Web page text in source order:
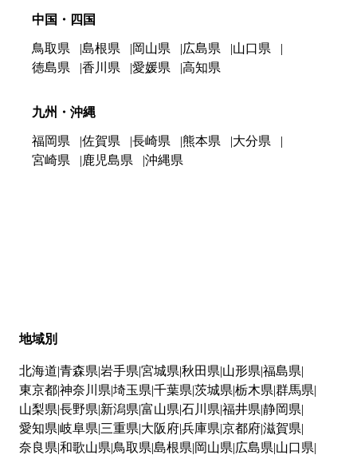
中国・四国
鳥取県 島根県 岡山県 広島県
山口県
徳島県
香川県 愛媛県 高知県
九州・沖縄
福岡県 佐賀県 長崎県 熊本県
大分県
宮崎県
鹿児島県 沖縄県
地域別
北海道 青森県 岩手県 宮城県 秋田県 山形県 福島県
東京都神奈川県 埼玉県 千葉県 茨城県 栃木県 群馬県
山梨県 長野県 新潟県 富山県 石川県 福井県 静岡県
愛知県 岐阜県 三重県 大阪府兵庫県 京都府滋賀県
奈良県 和歌山県 鳥取県 島根県 岡山県 広島県 山口県